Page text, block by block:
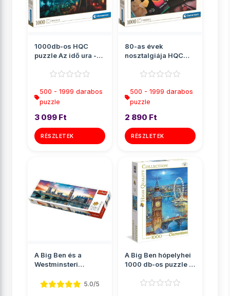
1000db-os HQC
puzzle Az idő ura -
500 - 1999 darabos
puzzle
3 099 Ft
RÉSZLETEK
80-as évek
nosztalgiája HQC
Clementoni
500 - 1999 darabos
puzzle
2 890 Ft
RÉSZLETEK
A Big Ben és a
Westminsteri
Panoráma puz...5.0/5
A Big Ben hópelyhei
1000 db-os puzzle -